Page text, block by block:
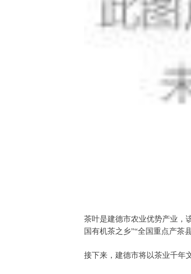
茶叶是建德市农业优势产业，
国有机茶之乡”“全国重点产茶
接下来，建德市将以茶业千年